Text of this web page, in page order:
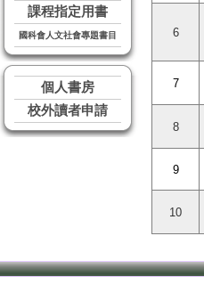
課程指定用書
國科會人文社會專題書目
個人書房
校外讀者申請
6
7
8
9
10